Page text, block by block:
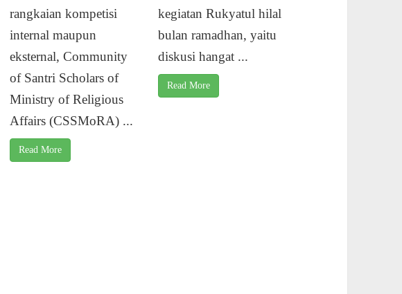
rangkaian kompetisi
internal maupun
eksternal, Community
of Santri Scholars of
Ministry of Religious
Affairs (CSSMoRA) ...
Read More
kegiatan Rukyatul hilal
bulan ramadhan, yaitu
diskusi hangat ...
Read More